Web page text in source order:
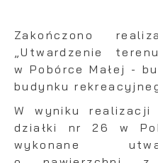
Zakończono
„Utwardzenie
w Pobórce Małej -
budynku
W wyniku
działki nr 26 w
wykonane